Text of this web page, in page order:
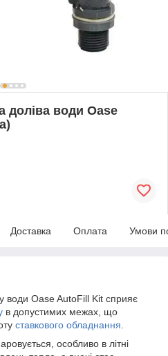
доліва води Oase
Доставка Оплата Умови
води Oase AutoFill Kit сприяє
в допустимих межах, що
ставкового обладнання
особливо в літні